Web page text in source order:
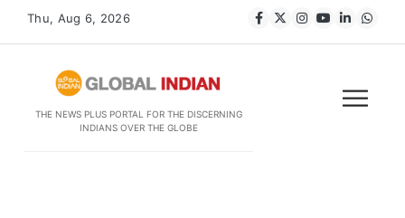
Thu, Aug 6, 2026
THE NEWS PLUS PORTAL FOR THE DISCERNING
INDIANS OVER THE GLOBE